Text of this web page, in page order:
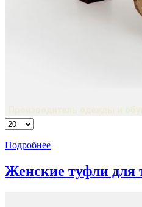
Подробнее
Женские туфли для